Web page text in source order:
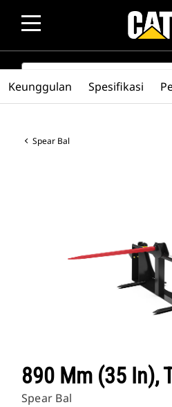
SEARCH
Spear Bal
890 Mm (35 In),
Spear Bal
Keunggulan Spesifikasi